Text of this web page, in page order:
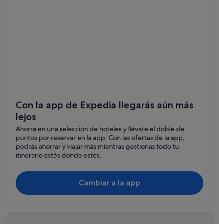
Hoteles para familias en La Ciotat
Apartamentos en La Ciotat
Relais & Chateaux hoteles en Cassis
Best Western hoteles en Cassis
Alojamientos agroturísticos en Cassis
Casas privadas de vacaciones en La Ciotat
Con la app de Expedia llegarás aún más
lejos
Ahorra en una selección de hoteles y llévate el doble de
puntos por reservar en la app. Con las ofertas de la app,
podrás ahorrar y viajar más mientras gestionas todo tu
itinerario estés donde estés.
Cambiar a la app